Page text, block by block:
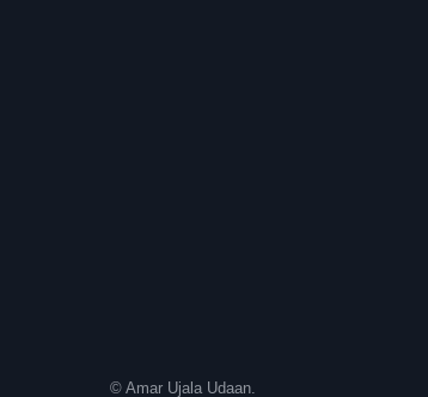
© Amar Ujala Udaan.